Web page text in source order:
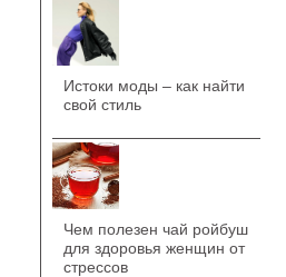
Истоки моды – как найти
свой стиль
Чем полезен чай ройбуш
для здоровья женщин от
стрессов